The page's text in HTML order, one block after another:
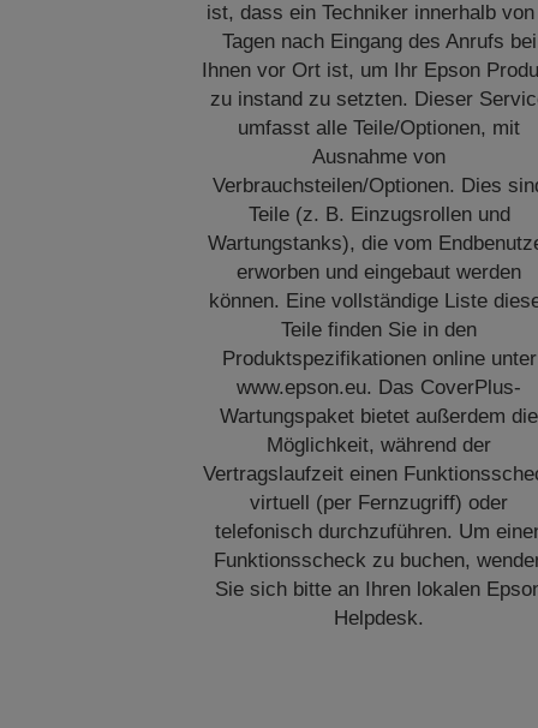
ist, dass ein Techniker innerhalb
Tagen nach Eingang des Anrufs bei
Ihnen vor Ort ist, um Ihr Epson
zu instand zu setzten. Dieser
umfasst alle Teile/Optionen, mit
Ausnahme von
Verbrauchsteilen/Optionen. Dies
Teile (z. B. Einzugsrollen und
Wartungstanks), die vom
erworben und eingebaut werden
können. Eine vollständige Liste
Teile finden Sie in den
Produktspezifikationen online unter
www.epson.eu. Das CoverPlus-
Wartungspaket bietet außerdem die
Möglichkeit, während der
Vertragslaufzeit einen
virtuell (per Fernzugriff) oder
telefonisch durchzuführen. Um
Funktionsscheck zu buchen,
Sie sich bitte an Ihren lokalen
Helpdesk.